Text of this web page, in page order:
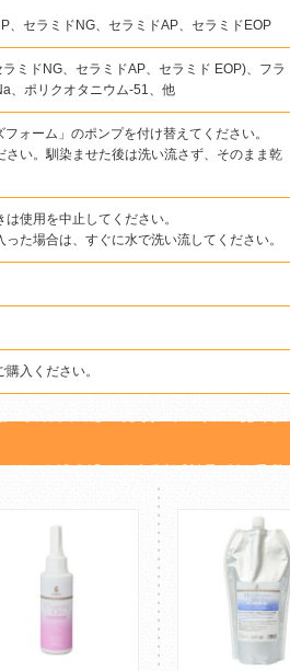
セラミドNG、セラミドAP、セラミドEOP
ミドNG、セラミドAP、セラミド EOP)、フラ
、ポリクオタニウム-51、他
ォーム」のポンプを付け替えてください。
い。馴染ませた後は洗い流さず、そのまま乾
使用を中止してください。
た場合は、すぐに水で洗い流してください。
入ください。